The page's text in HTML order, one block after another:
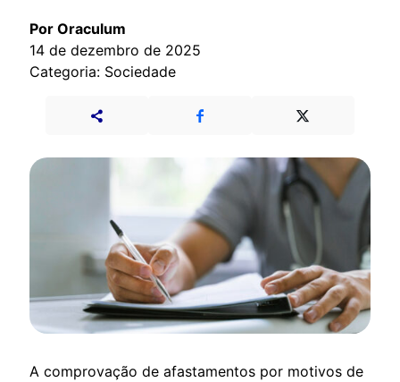
Por Oraculum
14 de dezembro de 2025
Categoria: Sociedade
A comprovação de afastamentos por motivos de